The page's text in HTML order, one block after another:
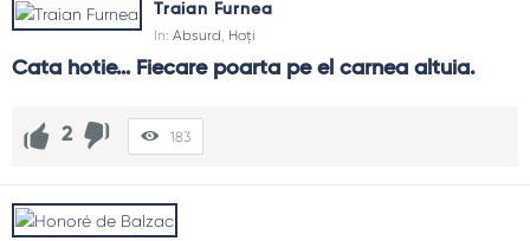
Traian Furnea
In: Absurd, Hoţi
Cata hotie… Fiecare poarta pe el carnea altuia.
2 183